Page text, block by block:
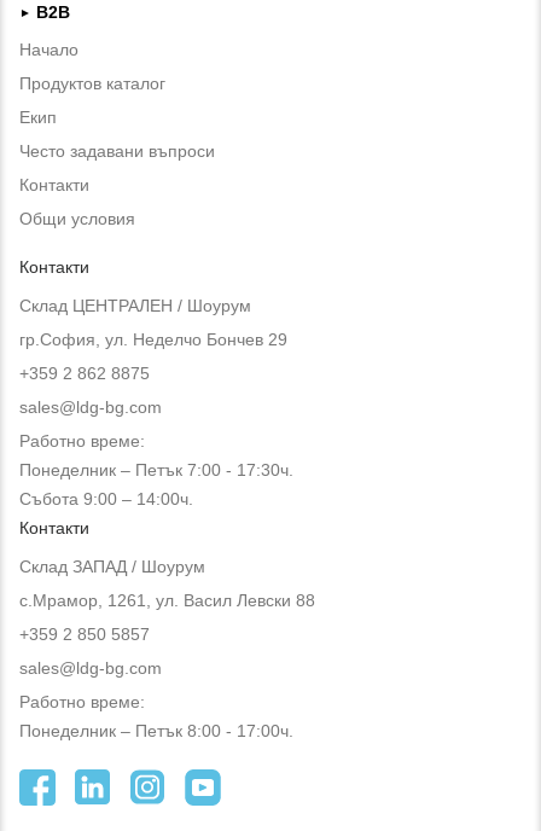
►
B2B
Начало
Продуктов каталог
Екип
Често задавани въпроси
Контакти
Общи условия
Контакти
Склад ЦЕНТРАЛЕН / Шоурум
гр.София, ул. Неделчо Бончев 29
+359 2 862 8875
sales@ldg-bg.com
Работно време:
Понеделник – Петък 7:00 - 17:30ч.
Събота 9:00 – 14:00ч.
Контакти
Склад ЗАПАД / Шоурум
с.Мрамор, 1261, ул. Васил Левски 88
+359 2 850 5857
sales@ldg-bg.com
Работно време:
Понеделник – Петък 8:00 - 17:00ч.